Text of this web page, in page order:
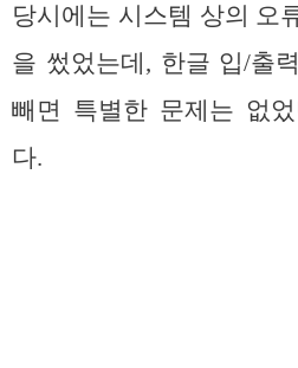
당시에는 시스템 상의 오
을 썼었는데, 한글 입/출
빼면 특별한 문제는 없
다.